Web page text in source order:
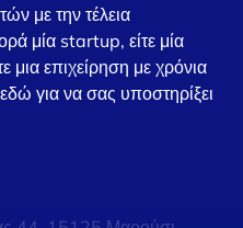
με την τέλεια
μία startup, είτε μία
μια επιχείρηση με χρόνια
για να σας υποστηρίξει